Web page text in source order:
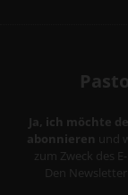
Ja, ich möchte
abonnieren und
zum Zweck des
Den